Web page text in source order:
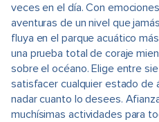
veces en el día. Con
aventuras de un nivel que
fluya en el parque acuático
una prueba total de coraje
sobre el océano. Elige entre
satisfacer cualquier estado de
nadar cuanto lo desees.
muchísimas actividades para